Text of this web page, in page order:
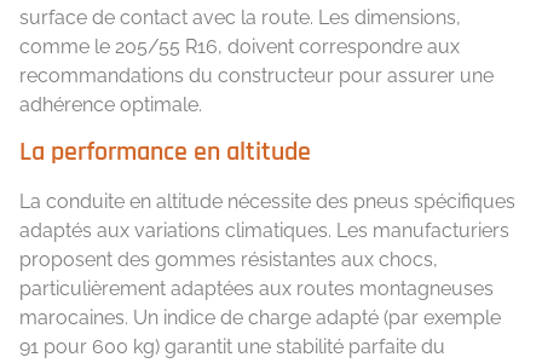
surface de contact avec la route. Les dimensions,
comme le 205/55 R16, doivent correspondre aux
recommandations du constructeur pour assurer une
adhérence optimale.
La performance en altitude
La conduite en altitude nécessite des pneus spécifiques
adaptés aux variations climatiques. Les manufacturiers
proposent des gommes résistantes aux chocs,
particulièrement adaptées aux routes montagneuses
marocaines. Un indice de charge adapté (par exemple
91 pour 600 kg) garantit une stabilité parfaite du